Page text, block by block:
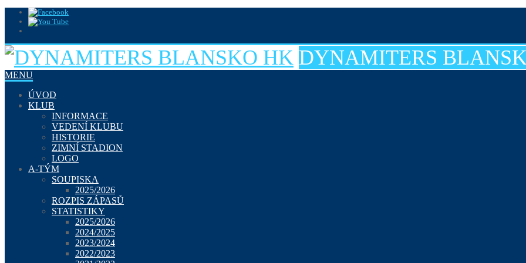
DYNAMITERS
MENU
ÚVOD
KLUB
INFORMACE
VEDENÍ KLUBU
HISTORIE
ZIMNÍ STADION
LOGO
A-TÝM
SOUPISKA
2025/2026
ROZPIS ZÁPASŮ
STATISTIKY
2025/2026
2024/2025
2023/2024
2022/2023